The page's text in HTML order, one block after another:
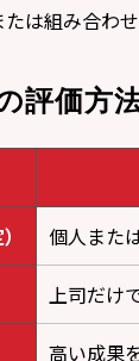
は組み合わ
評価方
個人また
上司だけ
高い成果